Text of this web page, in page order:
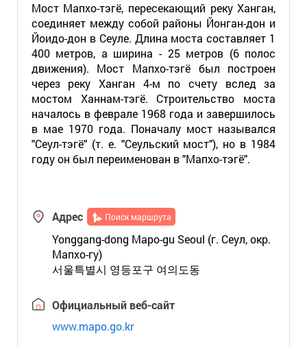
Мост Мапхо-тэгё, пересекающий реку Ханган,
соединяет между собой районы Йонган-дон и
Йоидо-дон в Сеуле. Длина моста составляет 1
400 метров, а ширина - 25 метров (6 полос
движения). Мост Мапхо-тэгё был построен
через реку Ханган 4-м по счету вслед за
мостом Ханнам-тэгё. Строительство моста
началось в феврале 1968 года и завершилось
в мае 1970 года. Поначалу мост назывался
"Сеул-тэгё" (т. е. "Сеульский мост"), но в 1984
году он был переименован в "Мапхо-тэгё".
Адрес Поиск маршрута
Yonggang-dong Mapo-gu Seoul (г. Сеул, окр.
Мапхо-гу)
서울특별시 영등포구 여의도동
Официальный веб-сайт
www.mapo.go.kr